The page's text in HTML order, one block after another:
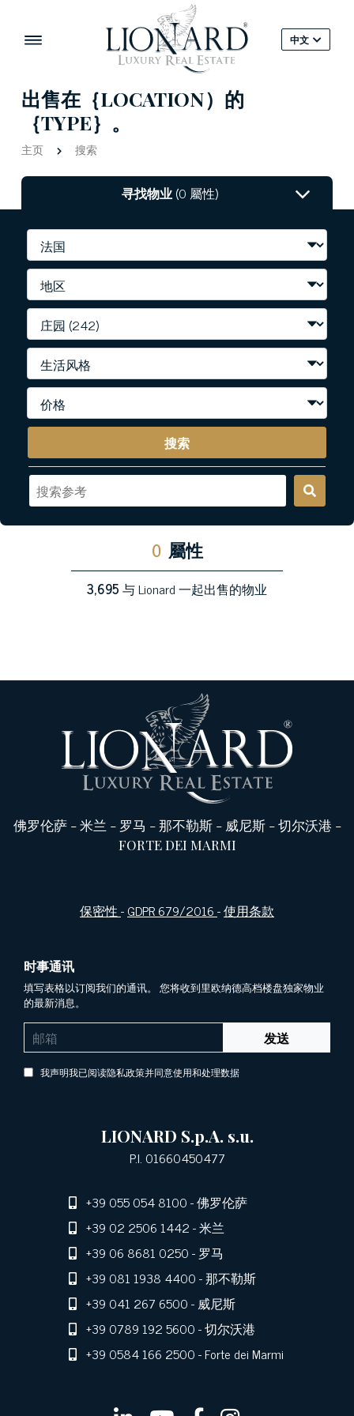
中文
出售在｛LOCATION）的
｛TYPE｝。
主页 搜索
寻找物业(0 屬性)
搜索
0 屬性
3,695与 Lionard 一起出售的物业
佛罗伦萨-米兰 - 罗马 -那不勒斯- 威尼斯-切尔沃港 -
FORTE DEI MARMI
保密性-GDPR 679/2016-使用条款
时事通讯
填写表格以订阅我们的通讯。 您将收到里欧纳德高档楼盘独家物业
的最新消息。
发送
我声明我已阅读隐私政策并同意使用和处理数据
LIONARD S.p.A. s.u.
P.I. 01660450477
+39 055 054 8100- 佛罗伦萨
+39 02 2506 1442- 米兰
+39 06 8681 0250- 罗马
+39 081 1938 4400- 那不勒斯
+39 041 267 6500- 威尼斯
+39 0789 192 5600- 切尔沃港
+39 0584 166 2500- Forte dei Marmi